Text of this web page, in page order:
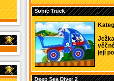
Sonic Truck
její
Deep Sea Diver 2